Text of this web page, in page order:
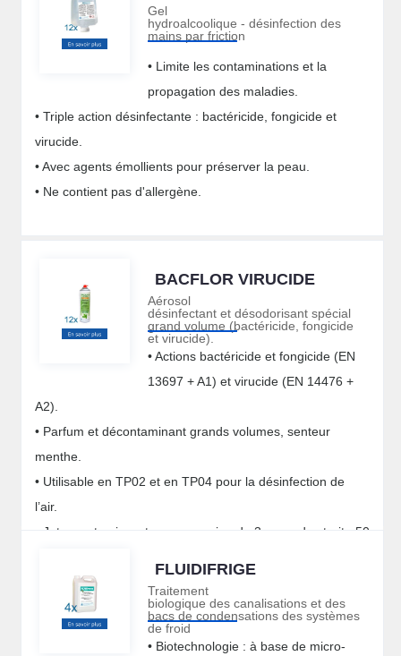
Gel
hydroalcoolique - désinfection des
mains par friction
• Limite les contaminations et la
propagation des maladies.
• Triple action désinfectante : bactéricide, fongicide et
virucide.
• Avec agents émollients pour préserver la peau.
• Ne contient pas d'allergène.
BACFLOR VIRUCIDE
Aérosol
désinfectant et désodorisant spécial
grand volume (bactéricide, fongicide
et virucide).
• Actions bactéricide et fongicide (EN
13697 + A1) et virucide (EN 14476 +
A2).
• Parfum et décontaminant grands volumes, senteur
menthe.
• Utilisable en TP02 et en TP04 pour la désinfection de
l’air.
• Jet sec et puissant : une pression de 3 secondes traite 50
FLUIDIFRIGE
Traitement
biologique des canalisations et des
bacs de condensations des systèmes
de froid
• Biotechnologie : à base de micro-